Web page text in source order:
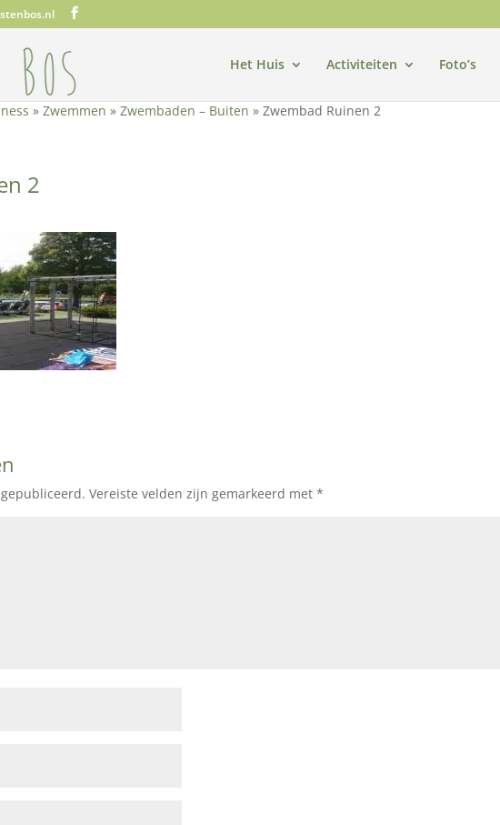
Het Huis Activiteiten Foto’s
»Zwemmen »Zwembaden – Buiten »Zwembad Ruinen 2
2
Vereiste velden zijn gemarkeerd met*